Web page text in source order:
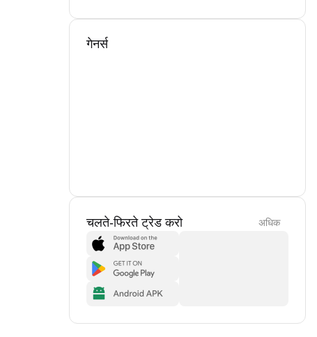
गेनर्स
चलते-फिरते ट्रेड करो अधिक